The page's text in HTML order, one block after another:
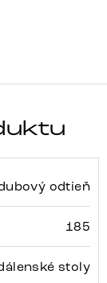
odtieň
185
stoly